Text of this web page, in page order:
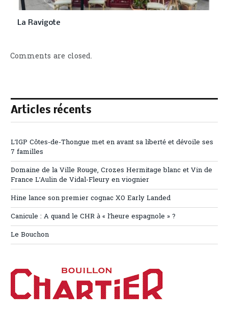
La Ravigote
Comments are closed.
Articles récents
L’IGP Côtes-de-Thongue met en avant sa liberté et dévoile ses
7 familles
Domaine de la Ville Rouge, Crozes Hermitage blanc et Vin de
France L’Aulin de Vidal-Fleury en viognier
Hine lance son premier cognac XO Early Landed
Canicule : A quand le CHR à « l’heure espagnole » ?
Le Bouchon